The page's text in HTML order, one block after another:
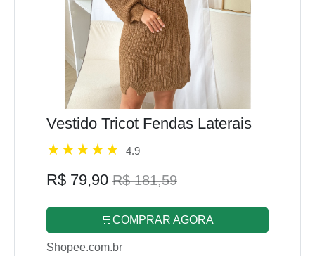
Vestido Tricot Fendas Laterais
4.9
R$ 79,90 R$ 181,59
🛒COMPRAR AGORA
Shopee.com.br